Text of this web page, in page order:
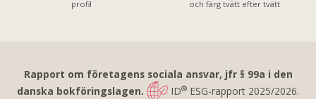
profil
och färg tvätt efter tvätt
Rapport om företagens sociala ansvar, jfr § 99a i den
danska bokföringslagen.
ID® ESG-rapport 2025/2026.